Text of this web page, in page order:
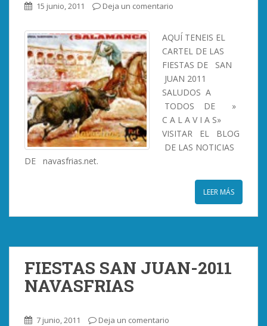
15 junio, 2011 Deja un comentario
AQUÍ TENEIS EL
CARTEL DE LAS
FIESTAS DE SAN
JUAN 2011
SALUDOS A
TODOS DE »
C A L A V I A S»
VISITAR EL BLOG
DE LAS NOTICIAS
DE navasfrias.net.
LEER MÁS
FIESTAS SAN JUAN-2011
NAVASFRIAS
7 junio, 2011 Deja un comentario